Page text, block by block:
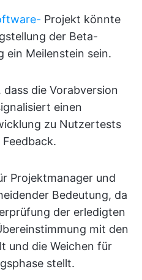
Projekt könnte
der Beta-
ein Meilenstein sein.
die Vorabversion
einen
zu Nutzertests
Projektmanager und
Bedeutung, da
der erledigten
mit den
und die Weichen für
stellt.